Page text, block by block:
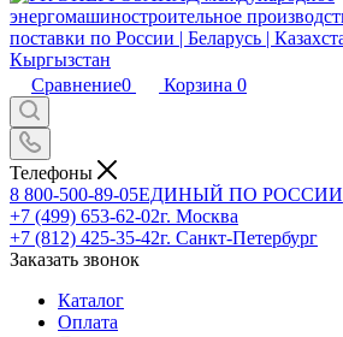
Сравнение0 Корзина 0
Телефоны
8 800-500-89-05ЕДИНЫЙ ПО РОССИИ
+7 (499) 653-62-02г. Москва
+7 (812) 425-35-42г. Санкт-Петербург
Заказать звонок
Каталог
Оплата